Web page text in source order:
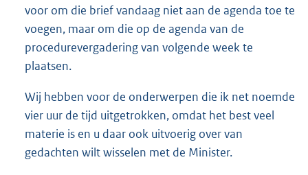
voor om die brief vandaag niet aan de agenda toe te
voegen, maar om die op de agenda van de
procedurevergadering van volgende week te
plaatsen.
Wij hebben voor de onderwerpen die ik net noemde
vier uur de tijd uitgetrokken, omdat het best veel
materie is en u daar ook uitvoerig over van
gedachten wilt wisselen met de Minister.